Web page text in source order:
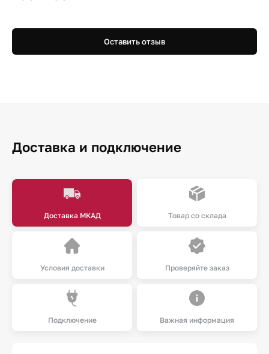
Оставить отзыв
Доставка и подключение
Доставка МКАД Товар со склада
Условия доставки Проверяйте заказ
Подключение Важная информация